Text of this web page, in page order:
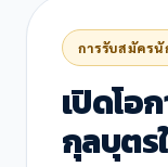
การรับสมัครนั
เปิดโอ
กุลบุตร